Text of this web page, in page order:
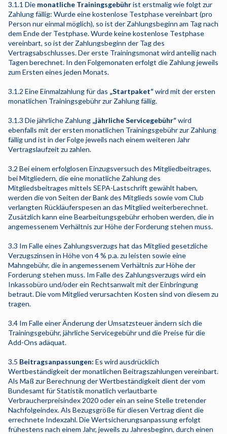
3.1.1 Die monatliche Trainingsgebührist erstmalig wie folgt zur
Zahlung fällig: Wurde eine kostenlose Testphase vereinbart (pro
Person nur einmal möglich), so ist der Zahlungsbeginn am Tag nach
dem Ende der Testphase. Wurde keine kostenlose Testphase
vereinbart, so ist der Zahlungsbeginn der Tag des
Vertragsabschlusses. Der erste Trainingsmonat wird anteilig nach
Tagen berechnet. In den Folgemonaten erfolgt die Zahlung jeweils
zum Ersten eines jeden Monats.
3.1.2 Eine Einmalzahlung für das „Startpaket“wird mit der ersten
monatlichen Trainingsgebühr zur Zahlung fällig.
3.1.3 Die jährliche Zahlung „jährliche Servicegebühr“wird
ebenfalls mit der ersten monatlichen Trainingsgebühr zur Zahlung
fällig und ist in der Folge jeweils nach einem weiteren Jahr
Vertragslaufzeit zu zahlen.
3.2 Bei einem erfolglosen Einzugsversuch des Mitgliedbeitrages,
bei Mitgliedern, die eine monatliche Zahlung des
Mitgliedsbeitrages mittels SEPA-Lastschrift gewählt haben,
werden die von Seiten der Bank des Mitglieds sowie vom Club
verlangten Rückläuferspesen an das Mitglied weiterberechnet.
Zusätzlich kann eine Bearbeitungsgebühr erhoben werden, die in
angemessenem Verhältnis zur Höhe der Forderung stehen muss.
3.3 Im Falle eines Zahlungsverzugs hat das Mitglied gesetzliche
Verzugszinsen in Höhe von 4 % p.a. zu leisten sowie eine
Mahngebühr, die in angemessenem Verhältnis zur Höhe der
Forderung stehen muss. Im Falle des Zahlungsverzugs wird ein
Inkassobüro und/oder ein Rechtsanwalt mit der Einbringung
betraut. Die vom Mitglied verursachten Kosten sind von diesem zu
tragen.
3.4 Im Falle einer Änderung der Umsatzsteuer ändern sich die
Trainingsgebühr, jährliche Servicegebühr und die Preise für die
Add-Ons adäquat.
3.5 Beitragsanpassungen: Es wird ausdrücklich
Wertbeständigkeit der monatlichen Beitragszahlungen vereinbart.
Als Maß zur Berechnung der Wertbeständigkeit dient der vom
Bundesamt für Statistik monatlich verlautbarte
Verbraucherpreisindex 2020 oder ein an seine Stelle tretender
Nachfolgeindex. Als Bezugsgröße für diesen Vertrag dient die
errechnete Indexzahl. Die Wertsicherungsanpassung erfolgt
frühestens nach einem Jahr, jeweils zu Jahresbeginn, durch einen